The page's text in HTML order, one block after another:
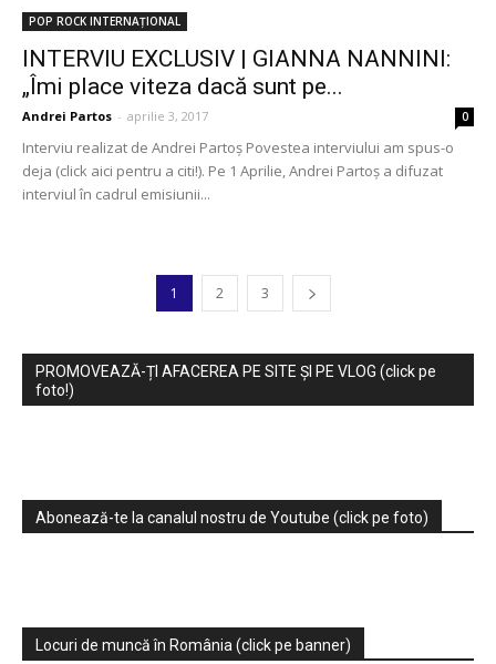
POP ROCK INTERNAȚIONAL
INTERVIU EXCLUSIV | GIANNA NANNINI:
„Îmi place viteza dacă sunt pe...
Andrei Partos - aprilie 3, 2017 0
Interviu realizat de Andrei Partoș Povestea interviului am spus-o
deja (click aici pentru a citi!). Pe 1 Aprilie, Andrei Partoș a difuzat
interviul în cadrul emisiunii...
1 2 3
PROMOVEAZĂ-ȚI AFACEREA PE SITE ȘI PE VLOG (click pe
foto!)
Abonează-te la canalul nostru de Youtube (click pe foto)
Locuri de muncă în România (click pe banner)